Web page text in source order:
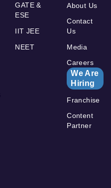
GATE &
ESE
IIT JEE
NEET
About Us
Contact
Us
Media
Careers
We Are
Hiring
Franchise
Content
Partner